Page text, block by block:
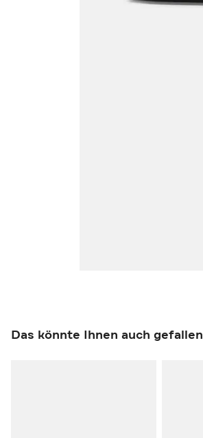
Das könnte Ihnen auch gefallen